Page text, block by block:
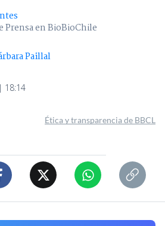
Prensa en BioBioChile
Paillal
18:14
Ética y transparencia de BBCL